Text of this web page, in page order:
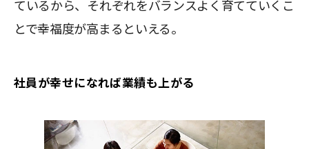
ているから、それぞれをバランスよく育てていくこ
とで幸福度が高まるといえる。
社員が幸せになれば業績も上がる